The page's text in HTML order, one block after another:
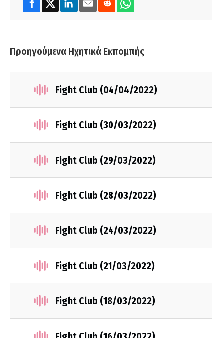
Προηγούμενα Ηχητικά Εκπομπής
Fight Club (04/04/2022)
Fight Club (30/03/2022)
Fight Club (29/03/2022)
Fight Club (28/03/2022)
Fight Club (24/03/2022)
Fight Club (21/03/2022)
Fight Club (18/03/2022)